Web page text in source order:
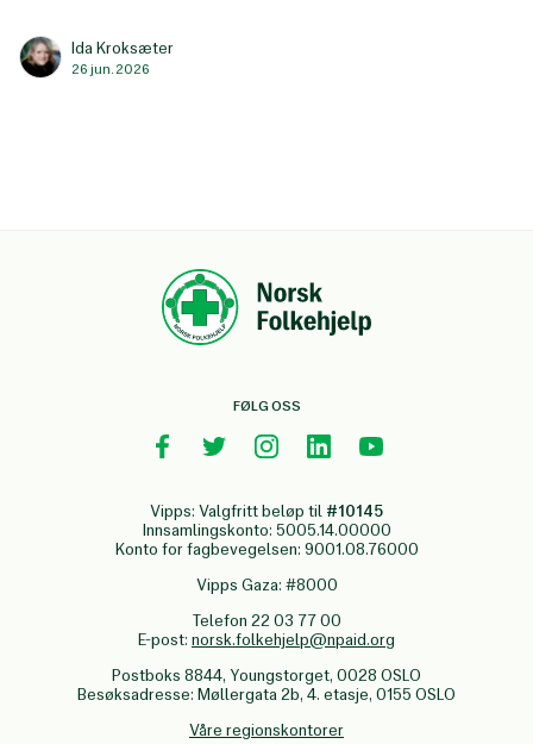
Ida Kroksæter
26 jun. 2026
FØLG OSS
Vipps: Valgfritt beløp til #10145
Innsamlingskonto: 5005.14.00000
Konto for fagbevegelsen: 9001.08.76000
Vipps Gaza: #8000
Telefon 22 03 77 00
E-post: norsk.folkehjelp@npaid.org
Postboks 8844, Youngstorget, 0028 OSLO
Besøksadresse: Møllergata 2b, 4. etasje, 0155 OSLO
Våre regionskontorer